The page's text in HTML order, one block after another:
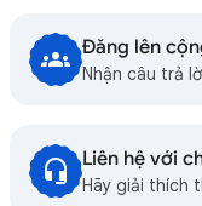
Đăng lên
Nhận câu trả
Liên hệ với
Hãy giải thích